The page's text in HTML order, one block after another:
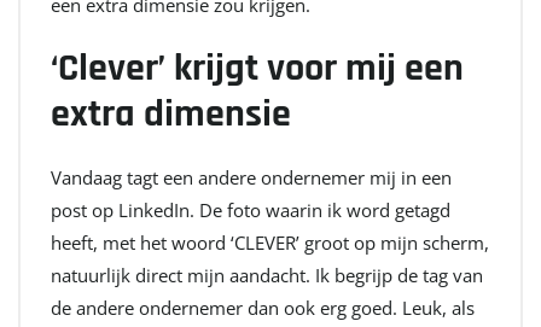
een extra dimensie zou krijgen.
‘Clever’ krijgt voor mij een
extra dimensie
Vandaag tagt een andere ondernemer mij in een
post op LinkedIn. De foto waarin ik word getagd
heeft, met het woord ‘CLEVER’ groot op mijn scherm,
natuurlijk direct mijn aandacht. Ik begrijp de tag van
de andere ondernemer dan ook erg goed. Leuk, als